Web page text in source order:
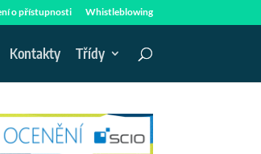
o přístupnosti Whistleblowing
Kontakty Třídy